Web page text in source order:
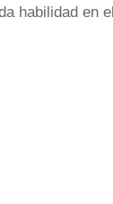
habilidad en